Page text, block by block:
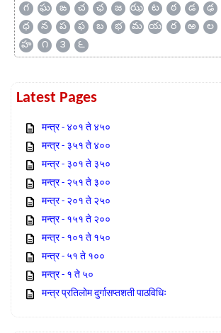
గ
ఘ ఙ చ ఛ జ ఝ ట ఠ డ ఢ
ధ
న ప ఫ బ భ మ య ర ఱ ల
హ
౧ ౩ ౬
Latest Pages
मन्त्र - ४०१ ते ४५०
मन्त्र - ३५१ ते ४००
मन्त्र - ३०१ ते ३५०
मन्त्र - २५१ ते ३००
मन्त्र - २०१ ते २५०
मन्त्र - १५१ ते २००
मन्त्र - १०१ ते १५०
मन्त्र - ५१ ते १००
मन्त्र - १ ते ५०
मन्त्र प्रतिलोम दुर्गासप्तशती पाठविधिः